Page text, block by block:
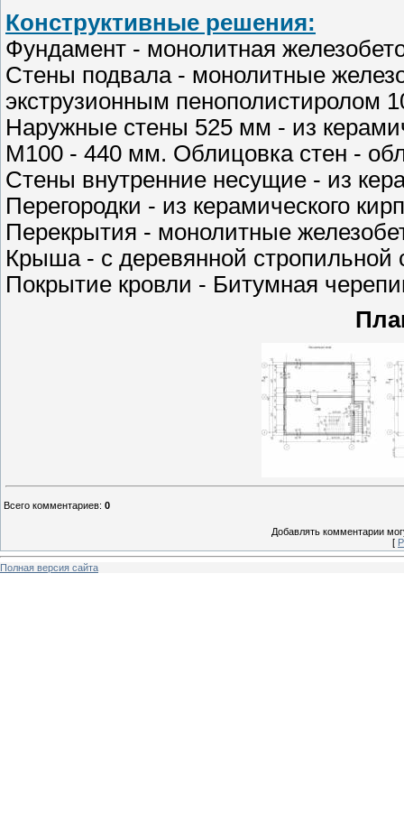
Конструктивные решения:
Фундамент - монолитная
Стены подвала - монолитные
экструзионным пенополистиролом
Наружные стены 525 мм - из
М100 - 440 мм. Облицовка стен -
Стены внутренние несущие - из
Перегородки - из керамического
Перекрытия - монолитные
Крыша - с деревянной стропильной
Покрытие кровли - Битумная
Всего комментариев: 0
Добавлять комментарии
[
Полная версия сайта